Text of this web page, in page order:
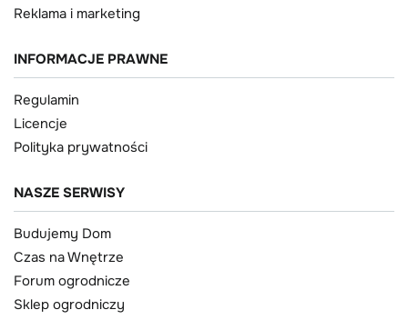
Reklama i marketing
INFORMACJE PRAWNE
Regulamin
Licencje
Polityka prywatności
NASZE SERWISY
Budujemy Dom
Czas na Wnętrze
Forum ogrodnicze
Sklep ogrodniczy